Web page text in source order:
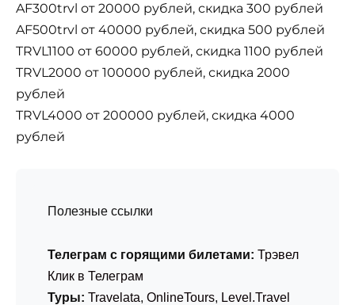
AF300trvl от 20000 рублей, скидка 300 рублей
AF500trvl от 40000 рублей, скидка 500 рублей
TRVL1100 от 60000 рублей, скидка 1100 рублей
TRVL2000 от 100000 рублей, скидка 2000
рублей
TRVL4000 от 200000 рублей, скидка 4000
рублей
Полезные ссылки
Телеграм с горящими билетами: Трэвел
Клик в Телеграм
Туры: Travelata, OnlineTours, Level.Travel